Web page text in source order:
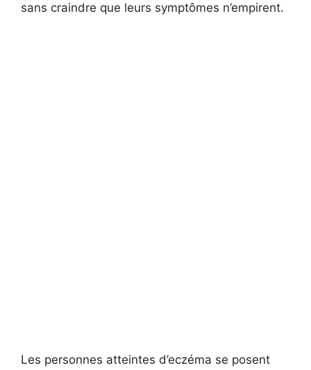
sans craindre que leurs symptômes n’empirent.
Les personnes atteintes d’eczéma se posent